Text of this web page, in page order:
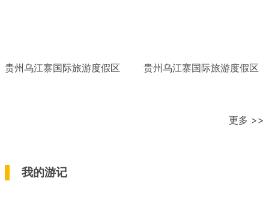
贵州乌江寨国际旅游度假区 贵州乌江寨国际旅游度假区
更多 >>
我的游记